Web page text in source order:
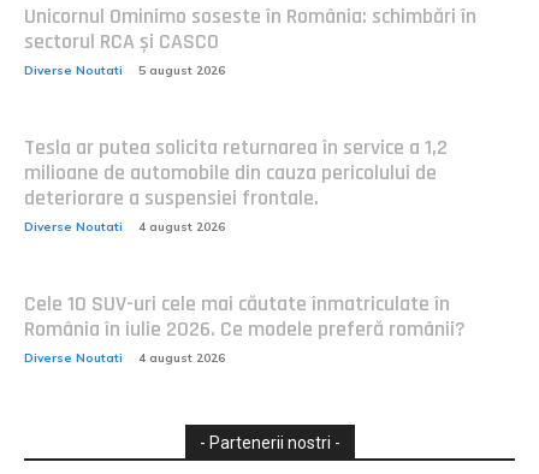
Unicornul Ominimo soseste în România: schimbări în
sectorul RCA și CASCO
Diverse Noutati 5 august 2026
Tesla ar putea solicita returnarea în service a 1,2
milioane de automobile din cauza pericolului de
deteriorare a suspensiei frontale.
Diverse Noutati 4 august 2026
Cele 10 SUV-uri cele mai căutate înmatriculate în
România în iulie 2026. Ce modele preferă românii?
Diverse Noutati 4 august 2026
- Partenerii nostri -